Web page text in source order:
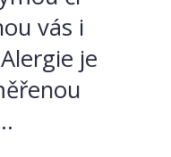
vás i
je